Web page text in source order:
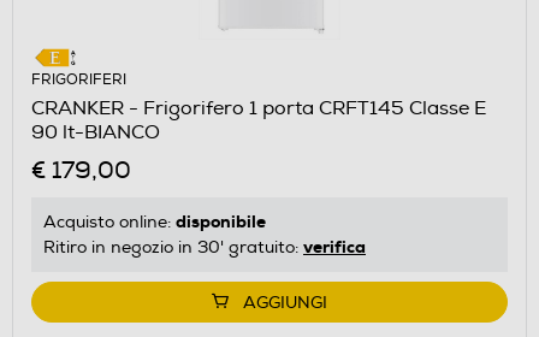
FRIGORIFERI
CRANKER - Frigorifero 1 porta CRFT145 Classe E
90 lt-BIANCO
€ 179,00
Acquisto online: disponibile
Ritiro in negozio in 30' gratuito: verifica
AGGIUNGI